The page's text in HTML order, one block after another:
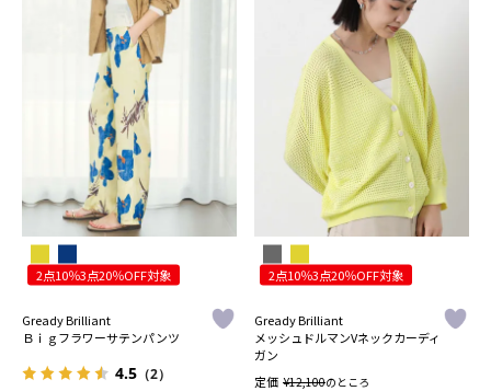
2点10％3点20％OFF対象
Gready Brilliant
Ｂｉｇフラワーサテンパンツ
4.5 （2）
2点10％3点20％OFF対象
Gready Brilliant
メッシュドルマンVネックカーディ
ガン
定価 ¥12,100のところ